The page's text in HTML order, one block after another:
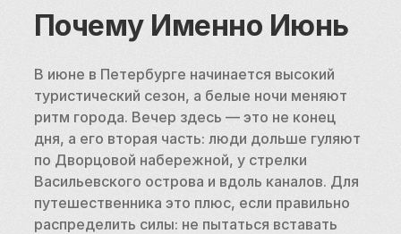
Почему Именно Июнь
В июне в Петербурге начинается высокий
туристический сезон, а белые ночи меняют
ритм города. Вечер здесь — это не конец
дня, а его вторая часть: люди дольше гуляют
по Дворцовой набережной, у стрелки
Васильевского острова и вдоль каналов. Для
путешественника это плюс, если правильно
распределить силы: не пытаться вставать